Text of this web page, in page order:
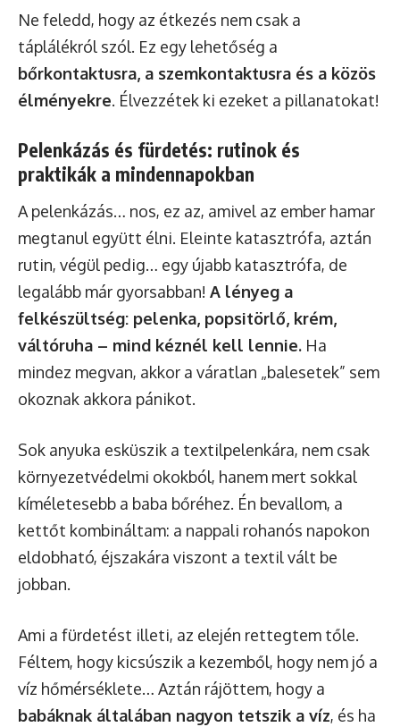
Ne feledd, hogy az étkezés nem csak a
táplálékról szól. Ez egy lehetőség a
bőrkontaktusra, a szemkontaktusra és a közös
élményekre. Élvezzétek ki ezeket a pillanatokat!
Pelenkázás és fürdetés: rutinok és
praktikák a mindennapokban
A pelenkázás… nos, ez az, amivel az ember hamar
megtanul együtt élni. Eleinte katasztrófa, aztán
rutin, végül pedig… egy újabb katasztrófa, de
legalább már gyorsabban! A lényeg a
felkészültség: pelenka, popsitörlő, krém,
váltóruha – mind kéznél kell lennie. Ha
mindez megvan, akkor a váratlan „balesetek” sem
okoznak akkora pánikot.
Sok anyuka esküszik a textilpelenkára, nem csak
környezetvédelmi okokból, hanem mert sokkal
kíméletesebb a baba bőréhez. Én bevallom, a
kettőt kombináltam: a nappali rohanós napokon
eldobható, éjszakára viszont a textil vált be
jobban.
Ami a fürdetést illeti, az elején rettegtem tőle.
Féltem, hogy kicsúszik a kezemből, hogy nem jó a
víz hőmérséklete… Aztán rájöttem, hogy a
babáknak általában nagyon tetszik a víz, és ha